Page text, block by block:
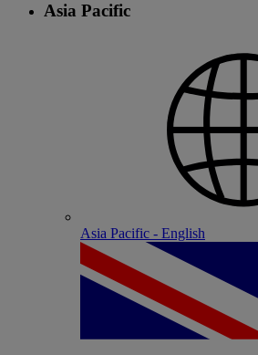
Asia Pacific
Asia Pacific - English